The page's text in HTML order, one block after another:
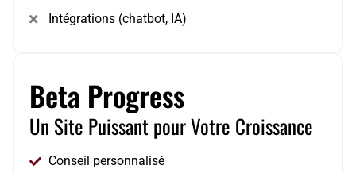
Intégrations (chatbot, IA)
Beta Progress
Un Site Puissant pour Votre Croissance
Conseil personnalisé